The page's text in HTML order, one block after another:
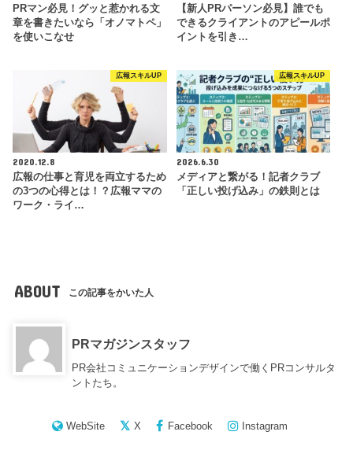
PRマン必見！グッと惹かれる文
章を書きたいなら「オノマトペ」
を使いこなせ
【新人PRパーソン必見】誰でも
できるクライアントのアピールポ
イントを引き…
広報スキルUP
2020.12.8
広報の仕事と育児を両立するため
の3つの心得とは！？広報ママの
ワーク・ライ…
広報スキルUP
2026.6.30
メディアと繋がる！記者クラブ
「正しい投げ込み」の鉄則とは
ABOUT この記事をかいた人
PRマガジンスタッフ
PR会社コミュニケーションデザインで働くPRコンサルタ
ントたち。
WebSite X Facebook Instagram